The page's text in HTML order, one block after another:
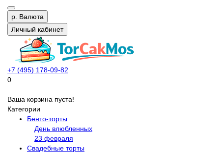
р. Валюта
Личный кабинет
+7 (495) 178-09-82
0
Ваша корзина пуста!
Категории
Бенто-торты
День влюбленных
23 февраля
Свадебные торты